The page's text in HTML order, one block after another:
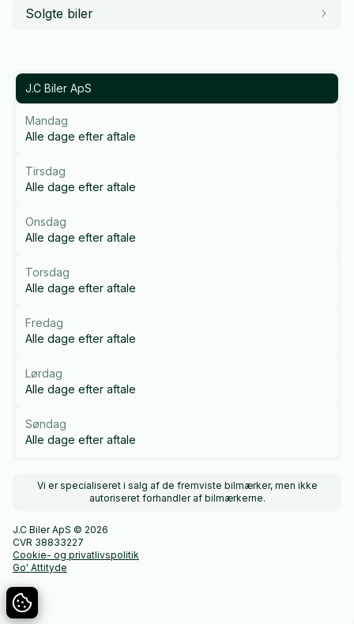
Solgte biler
J.C Biler ApS
Mandag
Alle dage efter aftale
Tirsdag
Alle dage efter aftale
Onsdag
Alle dage efter aftale
Torsdag
Alle dage efter aftale
Fredag
Alle dage efter aftale
Lørdag
Alle dage efter aftale
Søndag
Alle dage efter aftale
Vi er specialiseret i salg af de fremviste bilmærker, men ikke
autoriseret forhandler af bilmærkerne.
J.C Biler ApS © 2026
CVR 38833227
Cookie- og privatlivspolitik
Go' Attityde